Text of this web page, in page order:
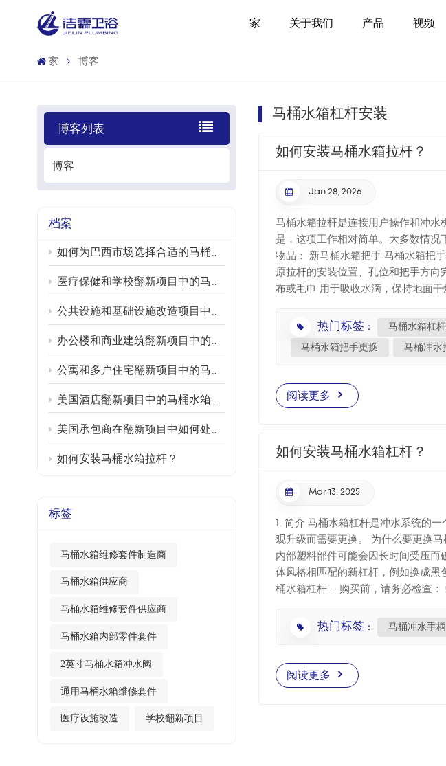
家 关于我们 产品 视频
家 博客
博客列表
博客
档案
如何为巴西市场选择合适的马桶水箱维修套件
医疗保健和学校翻新项目中的马桶水箱部件更换和节水升级
公共设施和基础设施改造项目中的马桶水箱部件更换和节水升级
办公楼和商业建筑翻新项目中的马桶水箱部件更换和节水升级
公寓和多户住宅翻新项目中的马桶水箱部件更换和节水升级
美国酒店翻新项目中的马桶水箱部件更换和节水升级
美国承包商在翻新项目中如何处理商用马桶水箱部件的更换？
如何安装马桶水箱拉杆？
标签
马桶水箱维修套件制造商
马桶水箱供应商
马桶水箱维修套件供应商
马桶水箱内部零件套件
2英寸马桶水箱冲水阀
通用马桶水箱维修套件
医疗设施改造 学校翻新项目
马桶水箱杠杆安装
如何安装马桶水箱拉杆？
Jan 28, 2026
马桶水箱拉杆是连接用户操作和冲水
是，这项工作相对简单。大多数情
物品： 新马桶水箱把手 马桶水箱把
原拉杆的安装位置、孔位和把手方
布或毛巾 用于吸收水滴，保持地面
下冲水手柄，排出水箱中的大部分
水箱把手 解开连接马桶水箱拉杆的
该顺时针旋转螺母将其松开。 拧下
导致陶瓷水箱破裂或使日后更换马桶
的长度进行比较。留出 5–安装挂钩
桶水箱拉杆安装错误 ❌ 忽略反螺纹
性能，防止漏水，并延长马桶水箱
项目。
热门标签 : 马桶水箱杠
马桶水箱把手更换 马桶冲水
阅读更多
如何安装马桶水箱杠杆？
Mar 13, 2025
1. 简介 马桶水箱杠杆是冲水系统的
观升级而需要更换。 为什么要更换
内部塑料部件可能会因长时间受压
体风格相匹配的新杠杆，例如换成黑
桶水箱杠杆 – 购买前，请务必检查
步安装指南 步骤 1：关闭水源将供
得额外的杠杆作用。螺母松动后，拆
正确，以便舒适使用。通过拧紧安
热门标签 : 马桶冲水手柄
阅读更多